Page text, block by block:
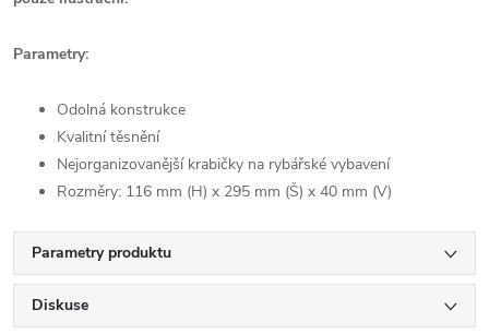
Parametry:
Odolná konstrukce
Kvalitní těsnění
Nejorganizovanější krabičky na rybářské vybavení
Rozměry: 116 mm (H) x 295 mm (Š) x 40 mm (V)
Parametry produktu
Diskuse